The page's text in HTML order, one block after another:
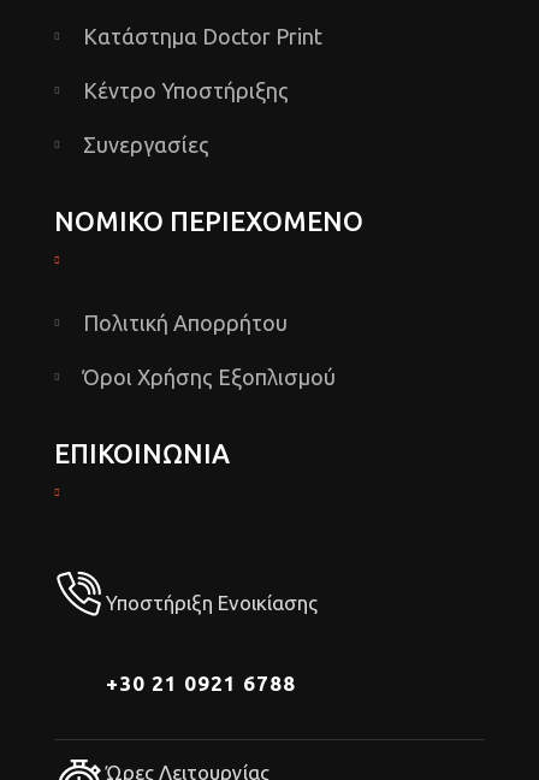
Κατάστημα Doctor Print
Κέντρο Υποστήριξης
Συνεργασίες
ΝΟΜΙΚΟ ΠΕΡΙΕΧΟΜΕΝΟ
Πολιτική Απορρήτου
Όροι Χρήσης Εξοπλισμού
ΕΠΙΚΟΙΝΩΝΙΑ
Υποστήριξη Ενοικίασης
+30 21 0921 6788
Ώρες Λειτουργίας